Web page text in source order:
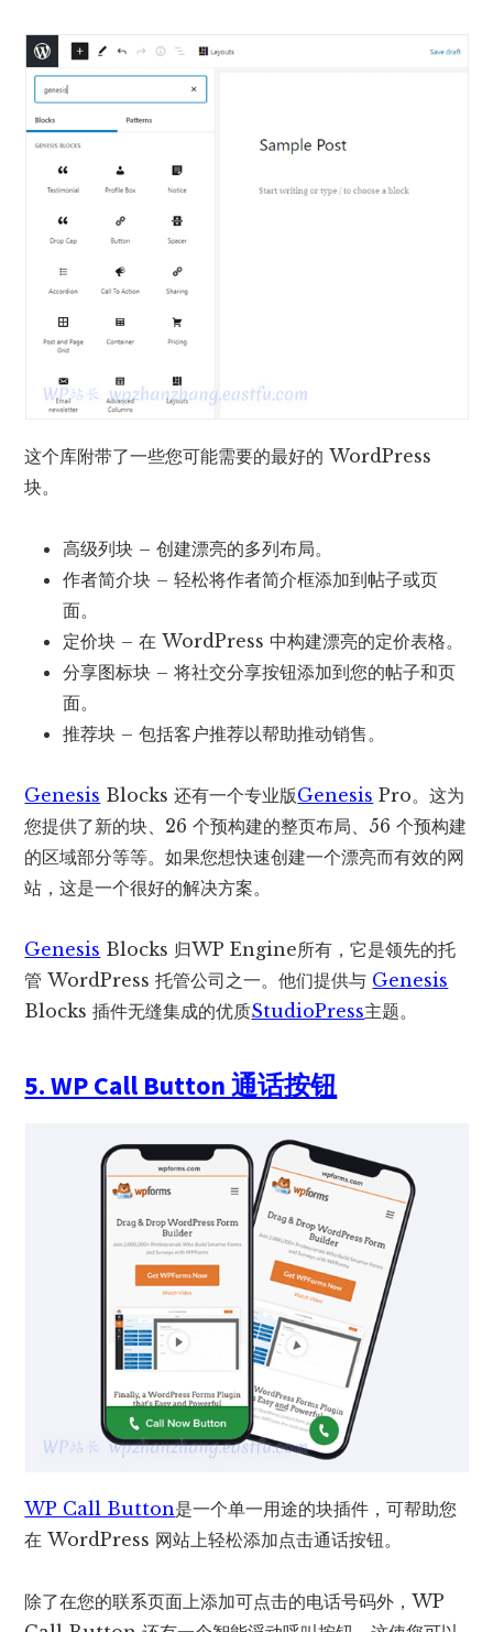
这个库附带了一些您可能需要的最好的 WordPress
块。
高级列块 – 创建漂亮的多列布局。
作者简介块 – 轻松将作者简介框添加到帖子或页
面。
定价块 – 在 WordPress 中构建漂亮的定价表格。
分享图标块 – 将社交分享按钮添加到您的帖子和页
面。
推荐块 – 包括客户推荐以帮助推动销售。
Genesis Blocks 还有一个专业版Genesis Pro。这为
您提供了新的块、26 个预构建的整页布局、56 个预构建
的区域部分等等。如果您想快速创建一个漂亮而有效的网
站，这是一个很好的解决方案。
Genesis Blocks 归WP Engine所有，它是领先的托
管 WordPress 托管公司之一。他们提供与 Genesis
Blocks 插件无缝集成的优质StudioPress主题。
5. WP Call Button 通话按钮
WP Call Button是一个单一用途的块插件，可帮助您
在 WordPress 网站上轻松添加点击通话按钮。
除了在您的联系页面上添加可点击的电话号码外，WP